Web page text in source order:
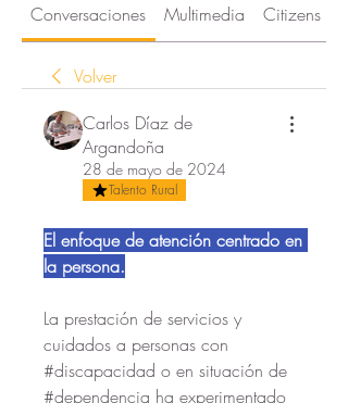
Conversaciones Multimedia Citizens
Volver
Carlos Díaz de
Argandoña
28 de mayo de 2024
Talento Rural
El enfoque de atención centrado en
la persona.
La prestación de servicios y
cuidados a personas con
#discapacidad o en situación de
#dependencia ha experimentado